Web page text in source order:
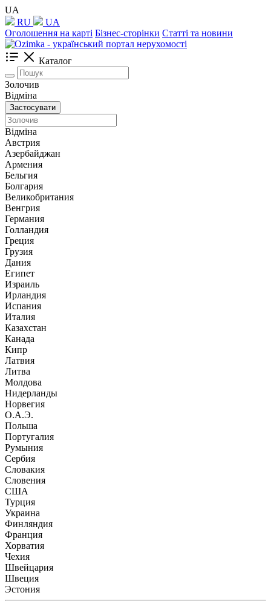
UA
RU
UA
Оголошення на карті Бізнес-сторінки Статті та новини
Каталог
Золочив
Відміна
Застосувати
Відміна
Австрия
Азербайджан
Армения
Бельгия
Болгария
Великобритания
Венгрия
Германия
Голландия
Греция
Грузия
Дания
Египет
Израиль
Ирландия
Испания
Италия
Казахстан
Канада
Кипр
Латвия
Литва
Молдова
Нидерланды
Норвегия
О.А.Э.
Польша
Португалия
Румыния
Сербия
Словакия
Словения
США
Турция
Украина
Финляндия
Франция
Хорватия
Чехия
Швейцария
Швеция
Эстония